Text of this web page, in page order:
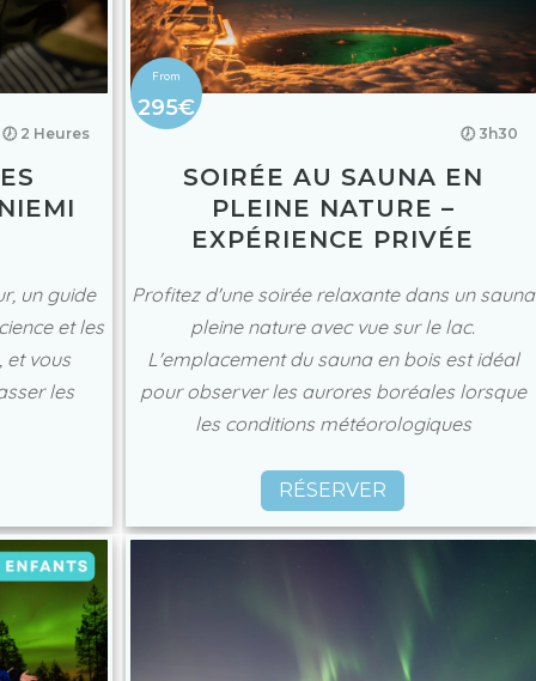
🕖 2 Heures
un guide
et les
et vous
les
295€
🕖 3h30
SOIRÉE AU SAUNA EN
PLEINE NATURE –
EXPÉRIENCE PRIVÉE
Profitez d'une soirée relaxante dans un sauna
pleine nature avec vue sur le lac.
L'emplacement du sauna en bois est idéal
pour observer les aurores boréales lorsque
les conditions météorologiques
RÉSERVER